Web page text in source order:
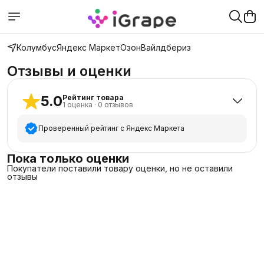
КолумбусЯндекс МаркетОзонВайлдбериз
Отзывы и оценки
5.0Рейтинг товара
1 оценка · 0 отзывов
Проверенный рейтинг с Яндекс Маркета
5 звёзд
1
4 звезды
Пока только оценки
Покупатели поставили товару оценки, но не оставили
отзывы